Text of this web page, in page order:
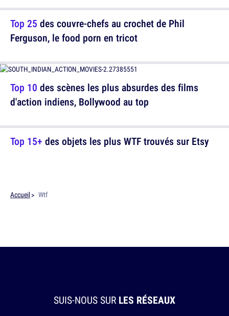
Top 25 des couvre-chefs au crochet de Phil
Ferguson, le food porn en tricot
Top 15+ des objets les plus WTF trouvés sur Etsy
Top 10 des scènes les plus absurdes des films
d'action indiens, Bollywood au top
Accueil Wtf
SUIS-NOUS SUR LES RÉSEAUX